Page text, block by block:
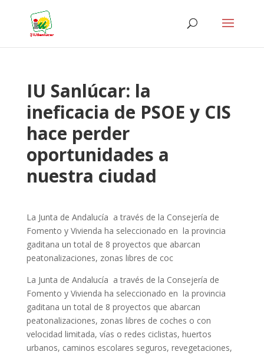
IU Sanlúcar: la
ineficacia de PSOE y CIS
hace perder
oportunidades a
nuestra ciudad
La Junta de Andalucía a través de la Consejería de
Fomento y Vivienda ha seleccionado en la provincia
gaditana un total de 8 proyectos que abarcan
peatonalizaciones, zonas libres de coc
La Junta de Andalucía a través de la Consejería de
Fomento y Vivienda ha seleccionado en la provincia
gaditana un total de 8 proyectos que abarcan
peatonalizaciones, zonas libres de coches o con
velocidad limitada, vías o redes ciclistas, huertos
urbanos, caminos escolares seguros, revegetaciones,